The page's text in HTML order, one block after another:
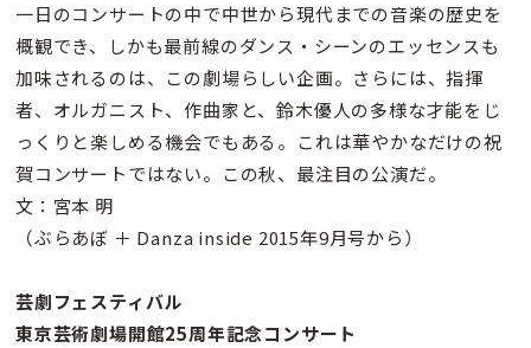
一日のコンサートの中で中世から現代までの音楽の歴史を
概観でき、しかも最前線のダンス・シーンのエッセンスも
加味されるのは、この劇場らしい企画。さらには、指揮
者、オルガニスト、作曲家と、鈴木優人の多様な才能をじ
っくりと楽しめる機会でもある。これは華やかなだけの祝
賀コンサートではない。この秋、最注目の公演だ。
文：宮本 明
（ぶらあぼ ＋ Danza inside 2015年9月号から）
芸劇フェスティバル
東京芸術劇場開館25周年記念コンサート